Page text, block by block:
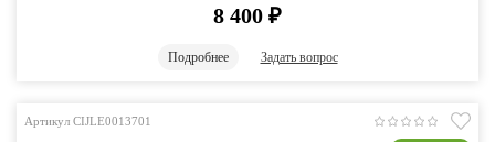
8 400 ₽
Подробнее Задать вопрос
Артикул CIJLE0013701